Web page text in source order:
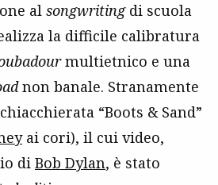
al songwritingdi scuola
la difficile calibratura
multietnico e una
non banale. Stranamente
“Boots & Sand”
ai cori), il cui video,
di Bob Dylan, è stato